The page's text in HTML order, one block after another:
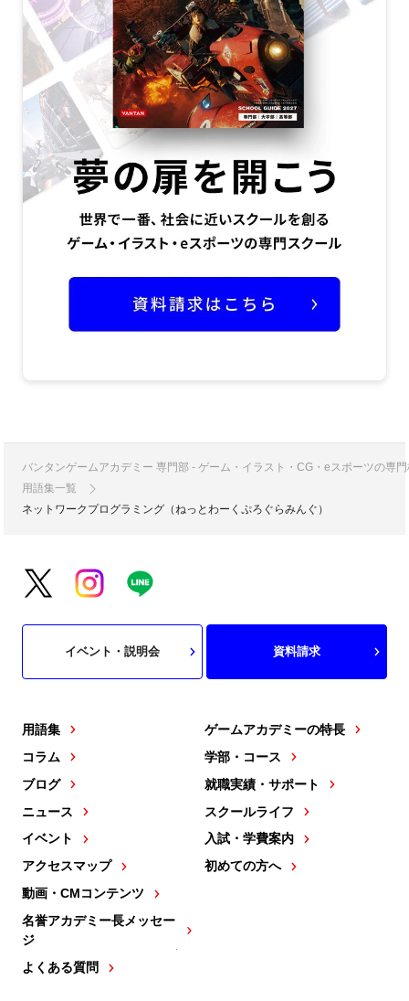
バンタンゲームアカデミー 専門部 - ゲーム・イラスト・CG・eスポーツの専
用語集一覧
ネットワークプログラミング（ねっとわーくぷろぐらみんぐ）
用語集
コラム
ブログ
ニュース
イベント
アクセスマップ
動画・CMコンテンツ
名誉アカデミー長メッセー
ジ
よくある質問
ゲームアカデミーの特長
学部・コース
就職実績・サポート
スクールライフ
入試・学費案内
初めての方へ
イベント・説明会 資料請求